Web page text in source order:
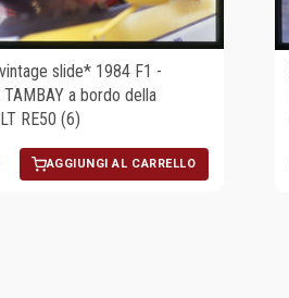
slide* 1984 F1 -
a bordo della
RE50 (6)
AGGIUNGI AL CARRELLO